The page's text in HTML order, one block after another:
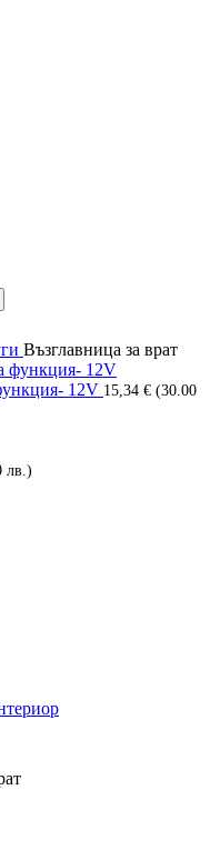
Възглавница за врат
12V 15,34 € (30.00
лв.)